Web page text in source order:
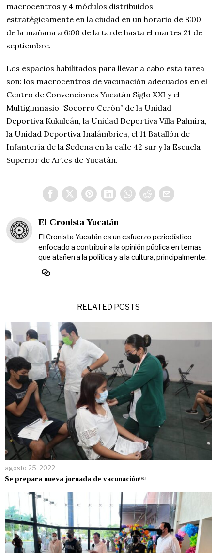
macrocentros y 4 módulos distribuidos
estratégicamente en la ciudad en un horario de 8:00
de la mañana a 6:00 de la tarde hasta el martes 21 de
septiembre.
Los espacios habilitados para llevar a cabo esta tarea
son: los macrocentros de vacunación adecuados en el
Centro de Convenciones Yucatán Siglo XXI y el
Multigimnasio “Socorro Cerón” de la Unidad
Deportiva Kukulcán, la Unidad Deportiva Villa Palmira,
la Unidad Deportiva Inalámbrica, el 11 Batallón de
Infantería de la Sedena en la calle 42 sur y la Escuela
Superior de Artes de Yucatán.
El Cronista Yucatán
El Cronista Yucatán es un esfuerzo periodístico
enfocado a contribuir a la opinión pública en temas
que atañen a la política y a la cultura, principalmente.
RELATED POSTS
agosto 25, 2022
Se prepara nueva jornada de vacunación￼